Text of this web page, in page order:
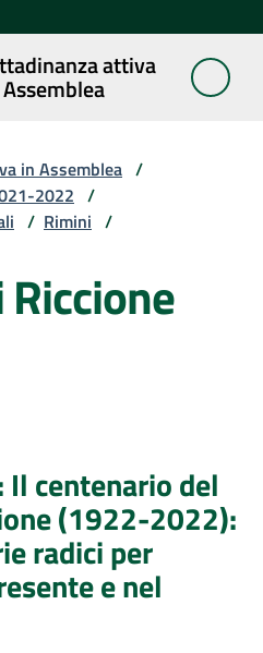
attiva
in Assemblea /
2022 /
/ Rimini /
centenario del
(1922-2022):
radici per
e nel